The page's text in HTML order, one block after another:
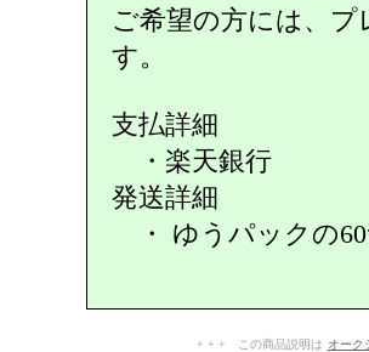
ご希望の方には、
す。
支払詳細
・楽天銀行
発送詳細
・ ゆうパックの
+ + + この商品説明は オーク